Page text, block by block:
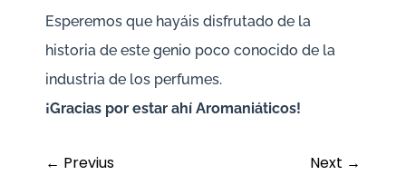
Esperemos que hayáis disfrutado de la
historia de este genio poco conocido de la
industria de los perfumes.
¡Gracias por estar ahí Aromaniáticos!
← Previus Next →